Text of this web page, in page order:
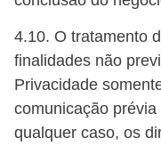
4.10. O tratamento
finalidades não
Privacidade
comunicação
qualquer caso, os